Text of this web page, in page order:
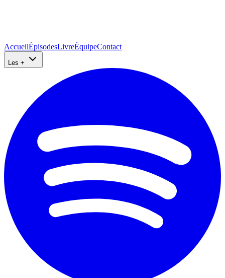
AccueilÉpisodesLivreÉquipeContact
Les +